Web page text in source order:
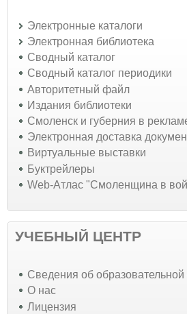
Электронные каталоги
Электронная библиотека
Сводный каталог
Сводный каталог периодики
Авторитетный файл
Издания библиотеки
Смоленск и губерния в
Электронная доставка
Виртуальные выставки
Буктрейлеры
Web-Атлас "Смоленщина в
УЧЕБНЫЙ ЦЕНТР
Cведения об образовательной
О нас
Лицензия